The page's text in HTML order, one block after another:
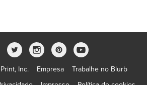
Inc. Empresa
Trabalhe no Blurb